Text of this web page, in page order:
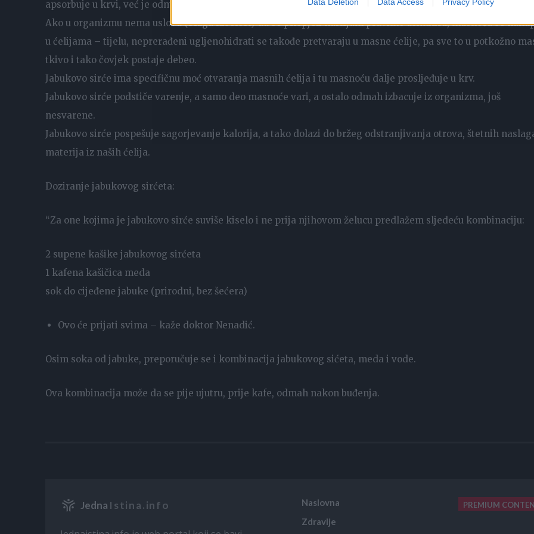
apsorbuje u krvi, već je odmah izbacuje iz organizma.
Ako u organizmu nema uslova (blaga kiselost) da se prispjeli kalcijum pravilno asimilira, masnoća se
u ćelijama – tijelu, neprerađeni ugljenohidrati se takođe pretvaraju u masne ćelije, pa sve to u potkožno
tkivo i tako čovjek postaje debeo.
Jabukovo sirće ima specifičnu moć otvaranja masnih ćelija i tu masnoću dalje prosljeđuje u krv.
Jabukovo sirće podstiče varenje, a samo deo masnoće vari, a ostalo odmah izbacuje iz organizma, još
nesvarene.
Jabukovo sirće pospešuje sagorjevanje kalorija, a tako dolazi do bržeg odstranjivanja otrova, štetnih
materija iz naših ćelija.
Doziranje jabukovog sirćeta:
“Za one kojima je jabukovo sirće suviše kiselo i ne prija njihovom želucu predlažem sljedeću kombinaciju:
2 supene kašike jabukovog sirćeta
1 kafena kašičica meda
sok do cijeđene jabuke (prirodni, bez šećera)
Ovo će prijati svima – kaže doktor Nenadić.
Osim soka od jabuke, preporučuje se i kombinacija jabukovog sićeta, meda i vode.
Ova kombinacija može da se pije ujutru, prije kafe, odmah nakon buđenja.
Jedna Istina.info
Naslovna
Zdravlje
PREMIUM